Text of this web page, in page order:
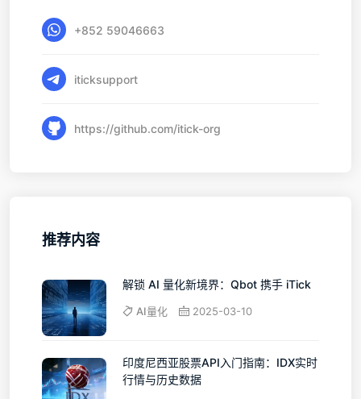
+852 59046663
iticksupport
https://github.com/itick-org
推荐内容
解锁 AI 量化新境界：Qbot 携手 iTick
AI量化 2025-03-10
印度尼西亚股票API入门指南：IDX实时
行情与历史数据